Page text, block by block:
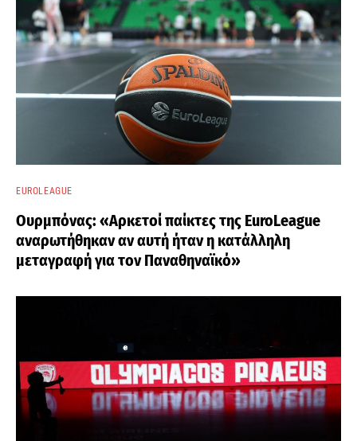
EUROLEAGUE
Ουρμπόνας: «Αρκετοί παίκτες της EuroLeague
αναρωτήθηκαν αν αυτή ήταν η κατάλληλη
μεταγραφή για τον Παναθηναϊκό»